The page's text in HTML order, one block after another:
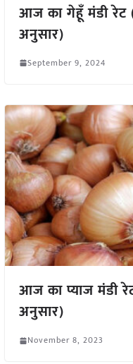
आज का गेहूँ मंडी रेट
अनुसार)
September 9, 2024
आज का प्याज मंडी
अनुसार)
November 8, 2023